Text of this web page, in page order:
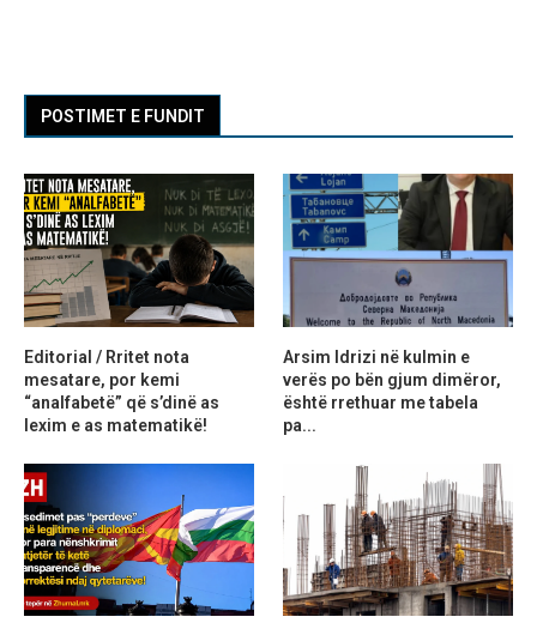
POSTIMET E FUNDIT
Editorial / Rritet nota
mesatare, por kemi
“analfabetë” që s’dinë as
lexim e as matematikë!
Arsim Idrizi në kulmin e
verës po bën gjum dimëror,
është rrethuar me tabela
pa...